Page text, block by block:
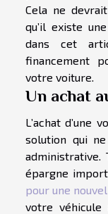
Cela ne
qu’il existe
dans cet
financement
votre voiture.
Un achat
L’achat d’une
solution qui
administrative.
épargne
pour une
votre véhicule